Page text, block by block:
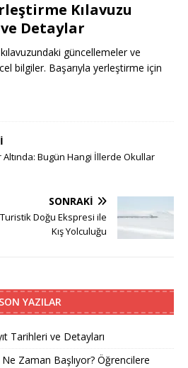
Kılavuzu
Detaylar
güncellemeler ve
bilgiler. Başarıyla yerleştirme için
Altında: Bugün Hangi İllerde Okullar
SONRAKI
Turistik Doğu Ekspresi ile
Kış Yolculuğu
SON YAZILAR
Tarihleri ve Detayları
Zaman Başlıyor? Öğrencilere